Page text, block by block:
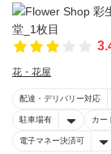
花・花屋
配達・デリバリー対応
駐車場有 カー
電子マネー決済可